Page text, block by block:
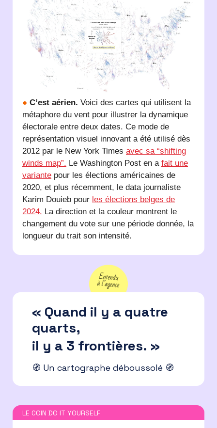
● C’est aérien. Voici des cartes qui utilisent la
métaphore du vent pour illustrer la dynamique
électorale entre deux dates. Ce mode de
représentation visuel innovant a été utilisé dès
2012 par le New York Times avec sa “shifting
winds map”. Le Washington Post en a fait une
variante pour les élections américaines de
2020, et plus récemment, le data journaliste
Karim Douieb pour les élections belges de
2024. La direction et la couleur montrent le
changement du vote sur une période donnée, la
longueur du trait son intensité.
« Quand il y a quatre
quarts,
il y a 3 frontières. »
🧭 Un cartographe déboussolé 🧭
LE COIN DO IT YOURSELF